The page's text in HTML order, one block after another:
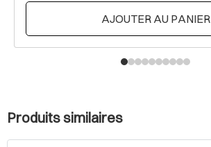
AJOUTER AU PANIER
Produits similaires